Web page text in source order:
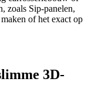
zoals Sip-panelen,
of het exact op
3D-